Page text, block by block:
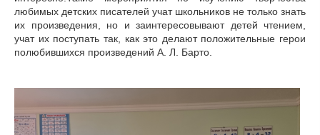
любимых детских писателей учат школьников не только знать
их произведения, но и заинтересовывают детей чтением,
учат их поступать так, как это делают положительные герои
полюбившихся произведений А. Л. Барто.